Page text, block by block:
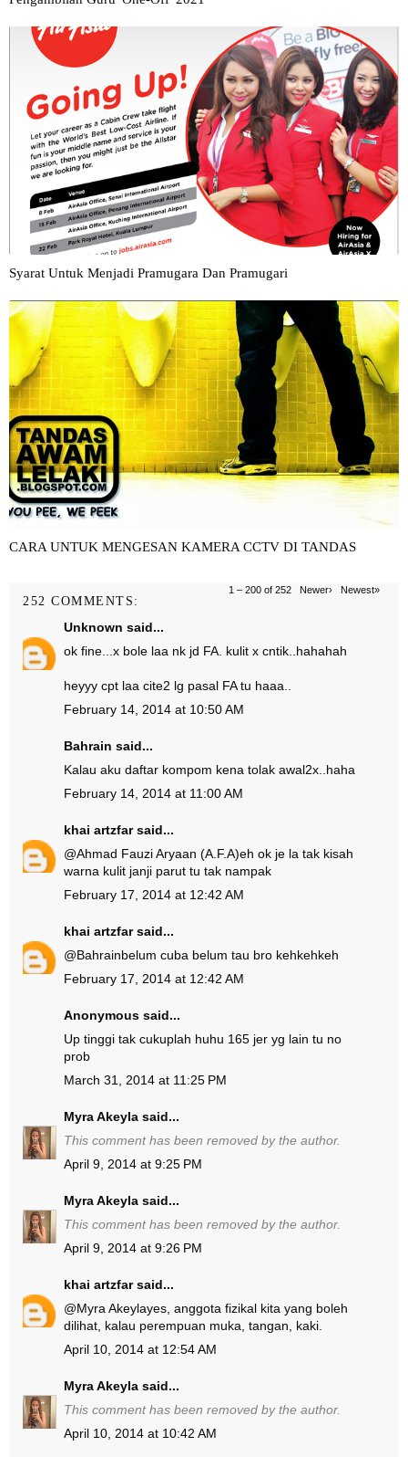
Syarat Untuk Menjadi Pramugara Dan Pramugari
CARA UNTUK MENGESAN KAMERA CCTV DI TANDAS
252 COMMENTS:
1 – 200 of 252 Newer› Newest»
Unknown said...
ok fine...x bole laa nk jd FA. kulit x cntik..hahahah
heyyy cpt laa cite2 lg pasal FA tu haaa..
February 14, 2014 at 10:50 AM
Bahrain said...
Kalau aku daftar kompom kena tolak awal2x..haha
February 14, 2014 at 11:00 AM
khai artzfarsaid...
@Ahmad Fauzi Aryaan (A.F.A)eh ok je la tak kisah
warna kulit janji parut tu tak nampak
February 17, 2014 at 12:42 AM
khai artzfarsaid...
@Bahrainbelum cuba belum tau bro kehkehkeh
February 17, 2014 at 12:42 AM
Anonymous said...
Up tinggi tak cukuplah huhu 165 jer yg lain tu no
prob
March 31, 2014 at 11:25 PM
Myra Akeyla said...
This comment has been removed by the author.
April 9, 2014 at 9:25 PM
Myra Akeyla said...
This comment has been removed by the author.
April 9, 2014 at 9:26 PM
khai artzfarsaid...
@Myra Akeylayes, anggota fizikal kita yang boleh
dilihat, kalau perempuan muka, tangan, kaki.
April 10, 2014 at 12:54 AM
Myra Akeyla said...
This comment has been removed by the author.
April 10, 2014 at 10:42 AM